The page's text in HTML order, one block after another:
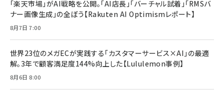
「楽天市場」がAI戦略を公開。「AI店長」「バーチャル試着」「RMSバ
ナー画像生成」の全ぼう【Rakuten AI Optimismレポート】
8月7日 7:00
世界23位のメガECが実践する「カスタマーサービス×AI」の最適
解。3年で顧客満足度144%向上した【Lululemon事例】
8月6日 8:00